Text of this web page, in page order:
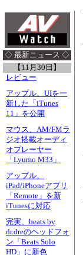
◇ 最新ニュース ◇
【11月30日】
レビュー
アップル、UIを一
新した「iTunes
11」を公開
マウス、AM/FMラ
ジオ搭載オーディ
オプレーヤー
「Lyumo M33」
アップル、
iPad/iPhoneアプリ
「Remote」を新
iTunesに対応
完実、beats by
dr.dreのヘッドフォ
ン「Beats Solo
HD」に新色